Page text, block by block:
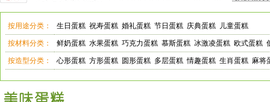
按用途分类： 生日蛋糕 祝寿蛋糕 婚礼蛋糕 节日蛋糕 庆典蛋糕 儿童蛋糕
按材料分类： 鲜奶蛋糕 水果蛋糕 巧克力蛋糕 慕斯蛋糕 冰激凌蛋糕 欧式蛋糕
按造型分类： 心形蛋糕 方形蛋糕 圆形蛋糕 多层蛋糕 情趣蛋糕 生肖蛋糕 麻将